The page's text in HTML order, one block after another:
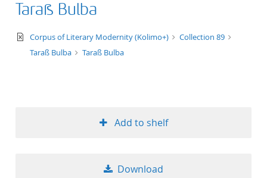
Taraß Bulba
text/xml
Corpus of Literary Modernity (Kolimo+)
Collection 89
Taraß Bulba
Taraß Bulba
Add to shelf
Download